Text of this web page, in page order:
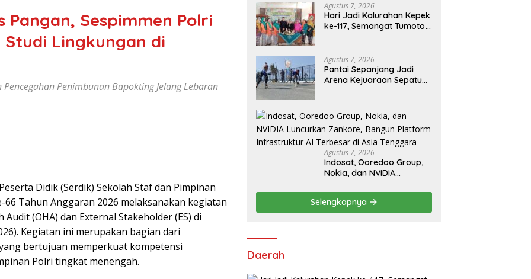
Sespimmen Polri
Studi Lingkungan di
Penimbunan Bapokting Jelang Lebaran
Didik (Serdik) Sekolah Staf dan Pimpinan
Tahun Anggaran 2026 melaksanakan kegiatan
(OHA) dan External Stakeholder (ES) di
Kegiatan ini merupakan bagian dari
bertujuan memperkuat kompetensi
Polri tingkat menengah.
Agustus 7, 2026
Hari Jadi Kalurahan Kepek
ke-117, Semangat Tumoto
Keikhlasan
Agustus 7, 2026
Pantai Sepanjang Jadi
Arena Kejuaraan Sepatu
Tujuh Provinsi Ramaikan
Sport Tourism
Agustus 7, 2026
Indosat, Ooredoo Group,
Nokia, dan NVIDIA
Bangun Platform
Infrastruktur AI Terbesar di
Asia Tenggara
Selengkapnya
Daerah